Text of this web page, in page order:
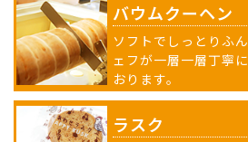
バウムクーヘン
ソフトでしっとりふ
ェフが一層一層丁寧
おります。
ラスク